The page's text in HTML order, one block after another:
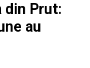
din Prut:
au